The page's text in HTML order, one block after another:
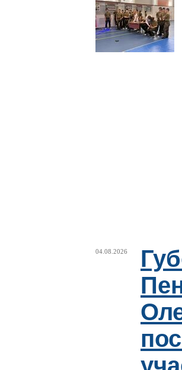
04.08.2026